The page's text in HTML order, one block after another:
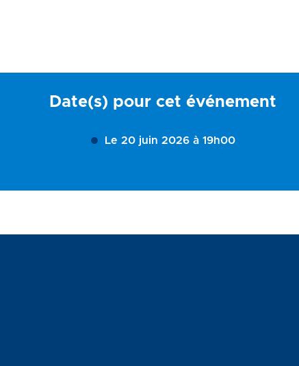
Date(s) pour cet événement
Le 20 juin 2026 à 19h00